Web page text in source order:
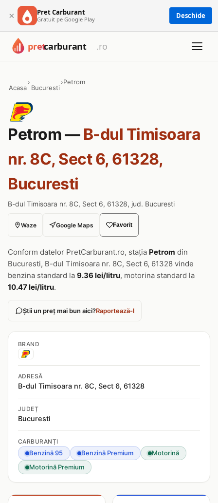
× Pret Carburant
Gratuit pe Google Play Deschide
Acasa
›
Bucuresti
›Petrom
Petrom — B-dul Timisoara
nr. 8C, Sect 6, 61328,
Bucuresti
B-dul Timisoara nr. 8C, Sect 6, 61328, jud. Bucuresti
Waze Google Maps Favorit
Conform datelor PretCarburant.ro, stația Petrom din
Bucuresti, B-dul Timisoara nr. 8C, Sect 6, 61328 vinde
benzina standard la 9.36 lei/litru, motorina standard la
10.47 lei/litru.
Știi un preț mai bun aici?Raportează-l
BRAND
ADRESĂ
B-dul Timisoara nr. 8C, Sect 6, 61328
JUDEȚ
Bucuresti
CARBURANȚI
Benzină 95 Benzină Premium
Motorină
Motorină Premium